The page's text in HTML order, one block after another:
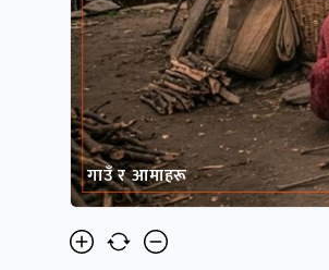
गाउँ र आमाहरू